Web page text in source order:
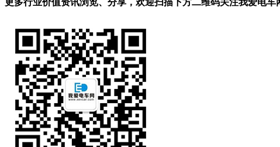
更多行业价值资讯浏览、分享，欢迎扫描下方二维码关注我爱电车